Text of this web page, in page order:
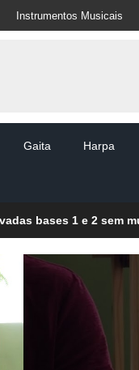
Instrumentos Musicais
Gaita Harpa
bases 1 e 2 sem